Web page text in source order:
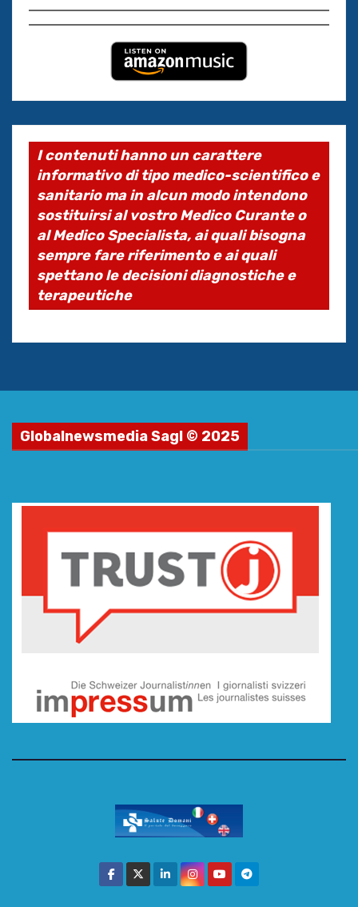
I contenuti hanno un carattere
informativo di tipo medico-scientifico e
sanitario ma in alcun modo intendono
sostituirsi al vostro Medico Curante o
al Medico Specialista, ai quali bisogna
sempre fare riferimento e ai quali
spettano le decisioni diagnostiche e
terapeutiche
Globalnewsmedia Sagl © 2025